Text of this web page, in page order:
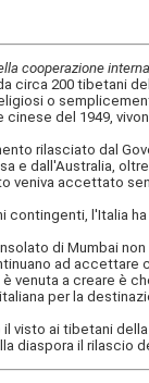
cooperazione
200 tibetani
o
del 1949, vivono
rilasciato dal
e dall'Australia,
accettato
l'Italia
di Mumbai non
ad
a creare è
per la
ai tibetani della
il rilascio